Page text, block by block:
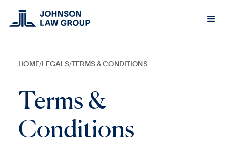
HOME/LEGALS/TERMS & CONDITIONS
Terms &
Conditions